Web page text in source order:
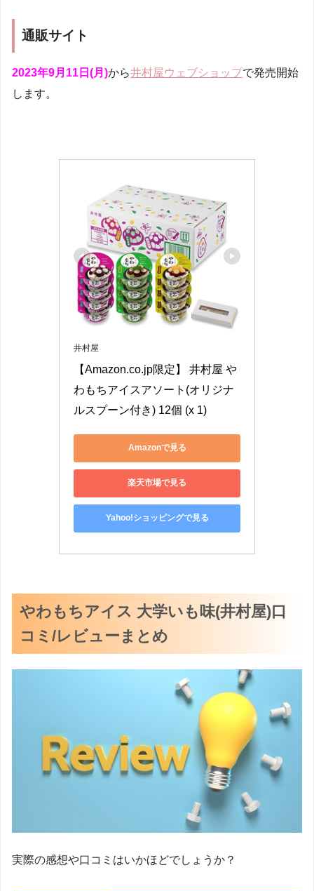
通販サイト
2023年9月11日(月)から井村屋ウェブショップで発売開始
します。
井村屋
【Amazon.co.jp限定】 井村屋 や
わもちアイスアソート(オリジナ
ルスプーン付き) 12個 (x 1)
Amazonで見る
楽天市場で見る
Yahoo!ショッピングで見る
やわもちアイス 大学いも味(井村屋)口
コミ/レビューまとめ
実際の感想や口コミはいかほどでしょうか？